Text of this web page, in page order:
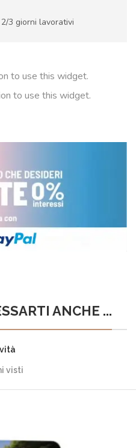
3 giorni lavorativi
to use this widget.
to use this widget.
ANCHE ...
visti